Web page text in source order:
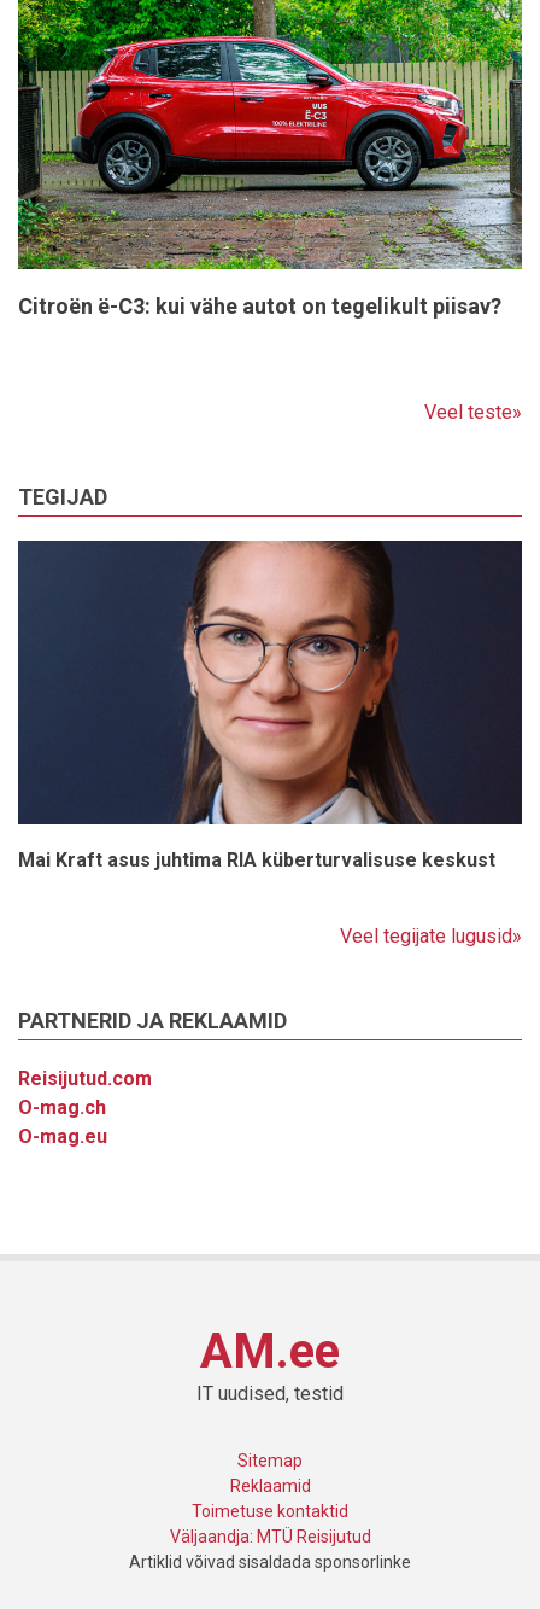
Citroën ë-C3: kui vähe autot on tegelikult piisav?
Veel teste»
TEGIJAD
Mai Kraft asus juhtima RIA küberturvalisuse keskust
Veel tegijate lugusid»
PARTNERID JA REKLAAMID
Reisijutud.com
O-mag.ch
O-mag.eu
AM.ee
IT uudised, testid
Sitemap
Reklaamid
Toimetuse kontaktid
Väljaandja: MTÜ Reisijutud
Artiklid võivad sisaldada sponsorlinke